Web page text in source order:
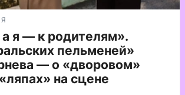
а я — к родителям».
пельменей»
— о «дворовом»
на сцене